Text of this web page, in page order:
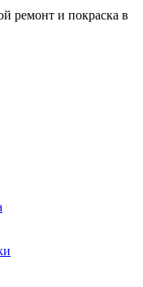
ремонт и покраска в